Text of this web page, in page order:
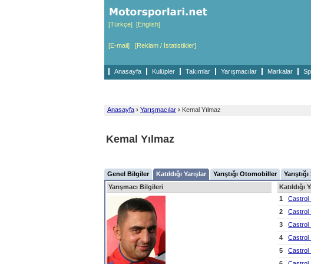
[Türkçe] [English]
[E-mail] [Reklam / İstatistikler]
Anasayfa Kulüpler Takımlar Yarışmacılar Markalar
Anasayfa › Yarışmacılar › Kemal Yılmaz
Kemal Yılmaz
Genel Bilgiler Katıldığı Yarışlar Yarıştığı Otomobiller
Yarışmacı Bilgileri
Katıldığı
1
Castrol
2
Castrol
3
Castrol
4
Castrol
5
Castrol